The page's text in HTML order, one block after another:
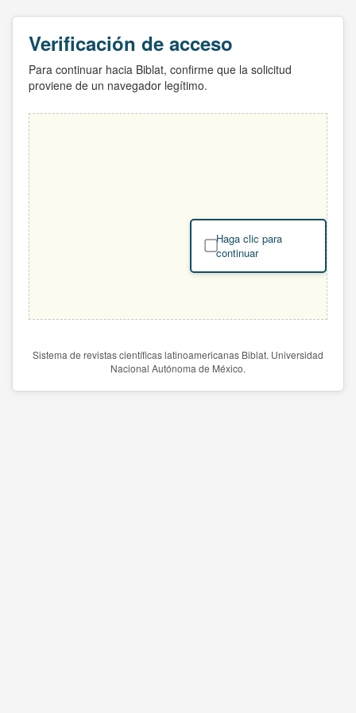
Verificación de acceso
Para continuar hacia Biblat, confirme que la solicitud
proviene de un navegador legítimo.
Haga clic para
continuar
Sistema de revistas científicas latinoamericanas Biblat. Universidad
Nacional Autónoma de México.